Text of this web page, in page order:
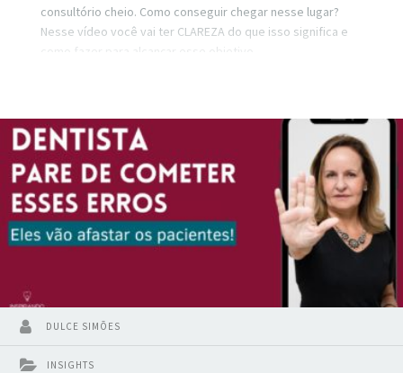
consultório cheio. Como conseguir chegar nesse lugar?
Nesse vídeo você vai ter CLAREZA do que isso significa e
como fazer para alcançar esse objetivo.
INSIGHTS
DULCE SIMÕES